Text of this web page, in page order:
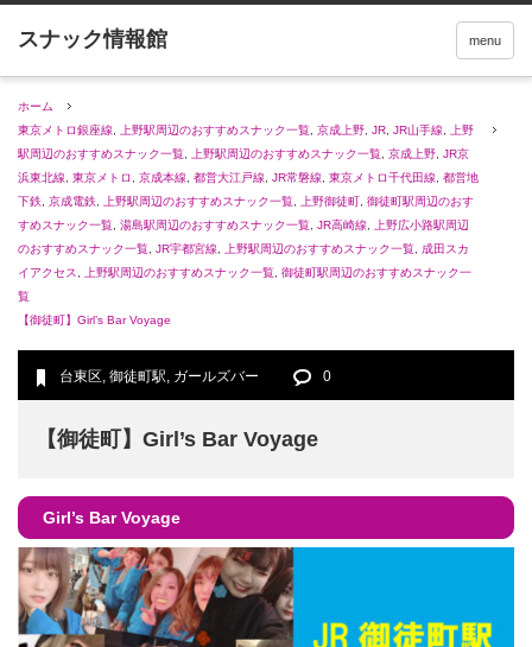
menu
ホーム
東京メトロ銀座線
上野駅周辺のおすすめスナック一覧 京成上野 JR JR山手線
上野
駅周辺のおすすめスナック一覧
上野駅周辺のおすすめスナック一覧 京成上野 JR京
浜東北線
東京メトロ 京成本線 都営大江戸線 JR常磐線 東京メトロ千代田線
都営地
下鉄 京成電鉄 上野駅周辺のおすすめスナック一覧 上野御徒町 御徒町駅周辺のおす
すめスナック一覧 湯島駅周辺のおすすめスナック一覧 JR高崎線
上野広小路駅周辺
のおすすめスナック一覧 JR宇都宮線 上野駅周辺のおすすめスナック一覧
成田スカ
イアクセス
上野駅周辺のおすすめスナック一覧 御徒町駅周辺のおすすめスナック一
覧
【御徒町】Girl’s Bar Voyage
台東区, 御徒町駅, ガールズバー 0
【御徒町】Girl’s Bar Voyage
Girl’s Bar Voyage